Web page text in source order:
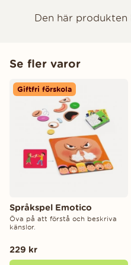
Den här produkten
Se fler varor
Giftfri förskola
Språkspel Emotico
Öva på att förstå och beskriva
känslor.
229 kr